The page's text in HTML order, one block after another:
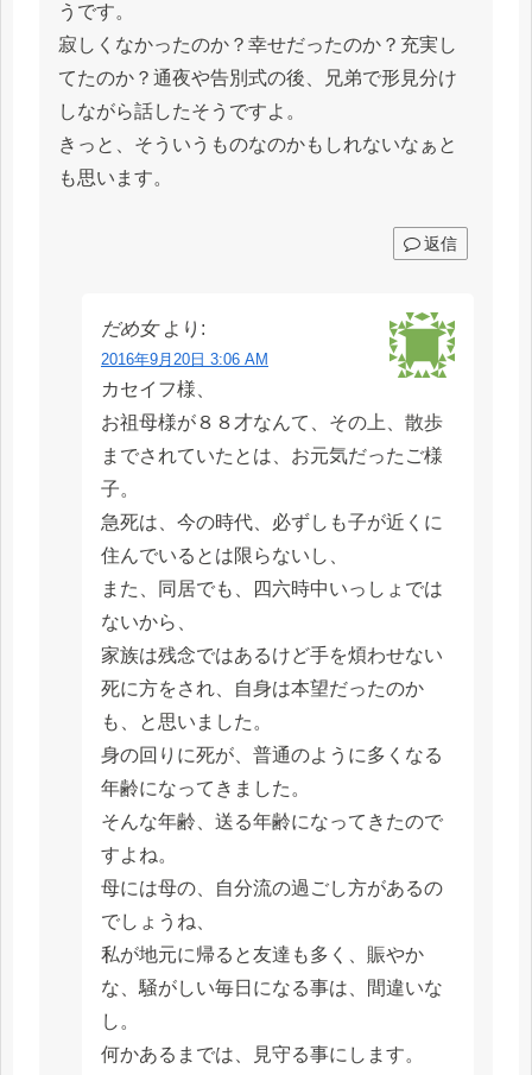
うです。
寂しくなかったのか？幸せだったのか？充実し
てたのか？通夜や告別式の後、兄弟で形見分け
しながら話したそうですよ。
きっと、そういうものなのかもしれないなぁと
も思います。
返信
だめ女 より:
2016年9月20日 3:06 AM
カセイフ様、
お祖母様が８８才なんて、その上、散歩
までされていたとは、お元気だったご様
子。
急死は、今の時代、必ずしも子が近くに
住んでいるとは限らないし、
また、同居でも、四六時中いっしょでは
ないから、
家族は残念ではあるけど手を煩わせない
死に方をされ、自身は本望だったのか
も、と思いました。
身の回りに死が、普通のように多くなる
年齢になってきました。
そんな年齢、送る年齢になってきたので
すよね。
母には母の、自分流の過ごし方があるの
でしょうね、
私が地元に帰ると友達も多く、賑やか
な、騒がしい毎日になる事は、間違いな
し。
何かあるまでは、見守る事にします。